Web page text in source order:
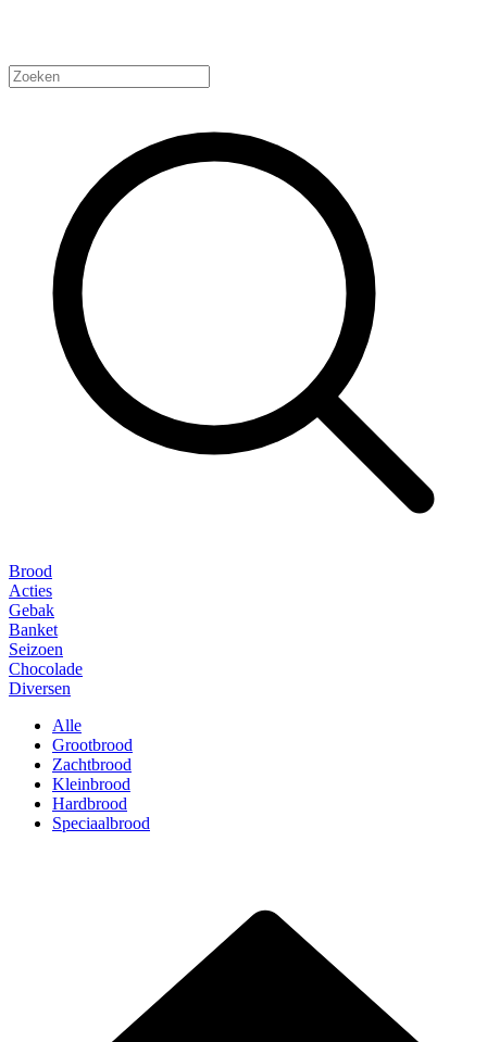
Brood
Acties
Gebak
Banket
Seizoen
Chocolade
Diversen
Alle
Grootbrood
Zachtbrood
Kleinbrood
Hardbrood
Speciaalbrood